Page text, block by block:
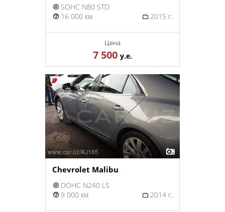
SOHC N80 STD
16 000 км
2015 г.
Цена
7 500 у.е.
Chevrolet Malibu
DOHC N240 LS
9 000 км
2014 г.